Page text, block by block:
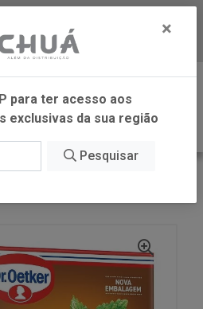
Baixe já nosso APP
0
×
para ter acesso aos
exclusivas da sua região
Pesquisar